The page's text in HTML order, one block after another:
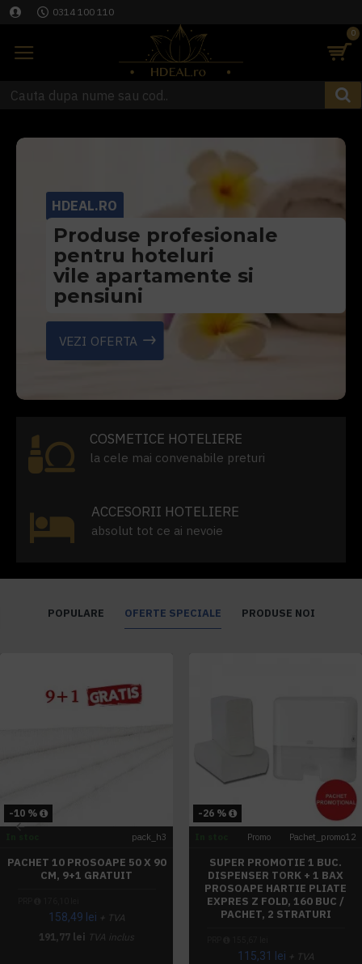
0314 100 110
0
HDEAL.RO
Produse profesionale
pentru hoteluri
vile apartamente si
pensiuni
VEZI OFERTA
COSMETICE HOTELIERE
la cele mai convenabile preturi
ACCESORII HOTELIERE
absolut tot ce ai nevoie
POPULARE OFERTE SPECIALE PRODUSE NOI
-10 %
pack_h3
PACHET 10 PROSOAPE 50 X 90
CM, 9+1 GRATUIT
158,49 lei + TVA
191,77 lei TVA inclus
-26 %
Promo Pachet_promo12
SUPER PROMOTIE 1 BUC.
DISPENSER TORK + 1 BAX
PROSOAPE HARTIE PLIATE
EXPRES Z FOLD, 160 BUC /
PACHET, 2 STRATURI
115,31 lei + TVA